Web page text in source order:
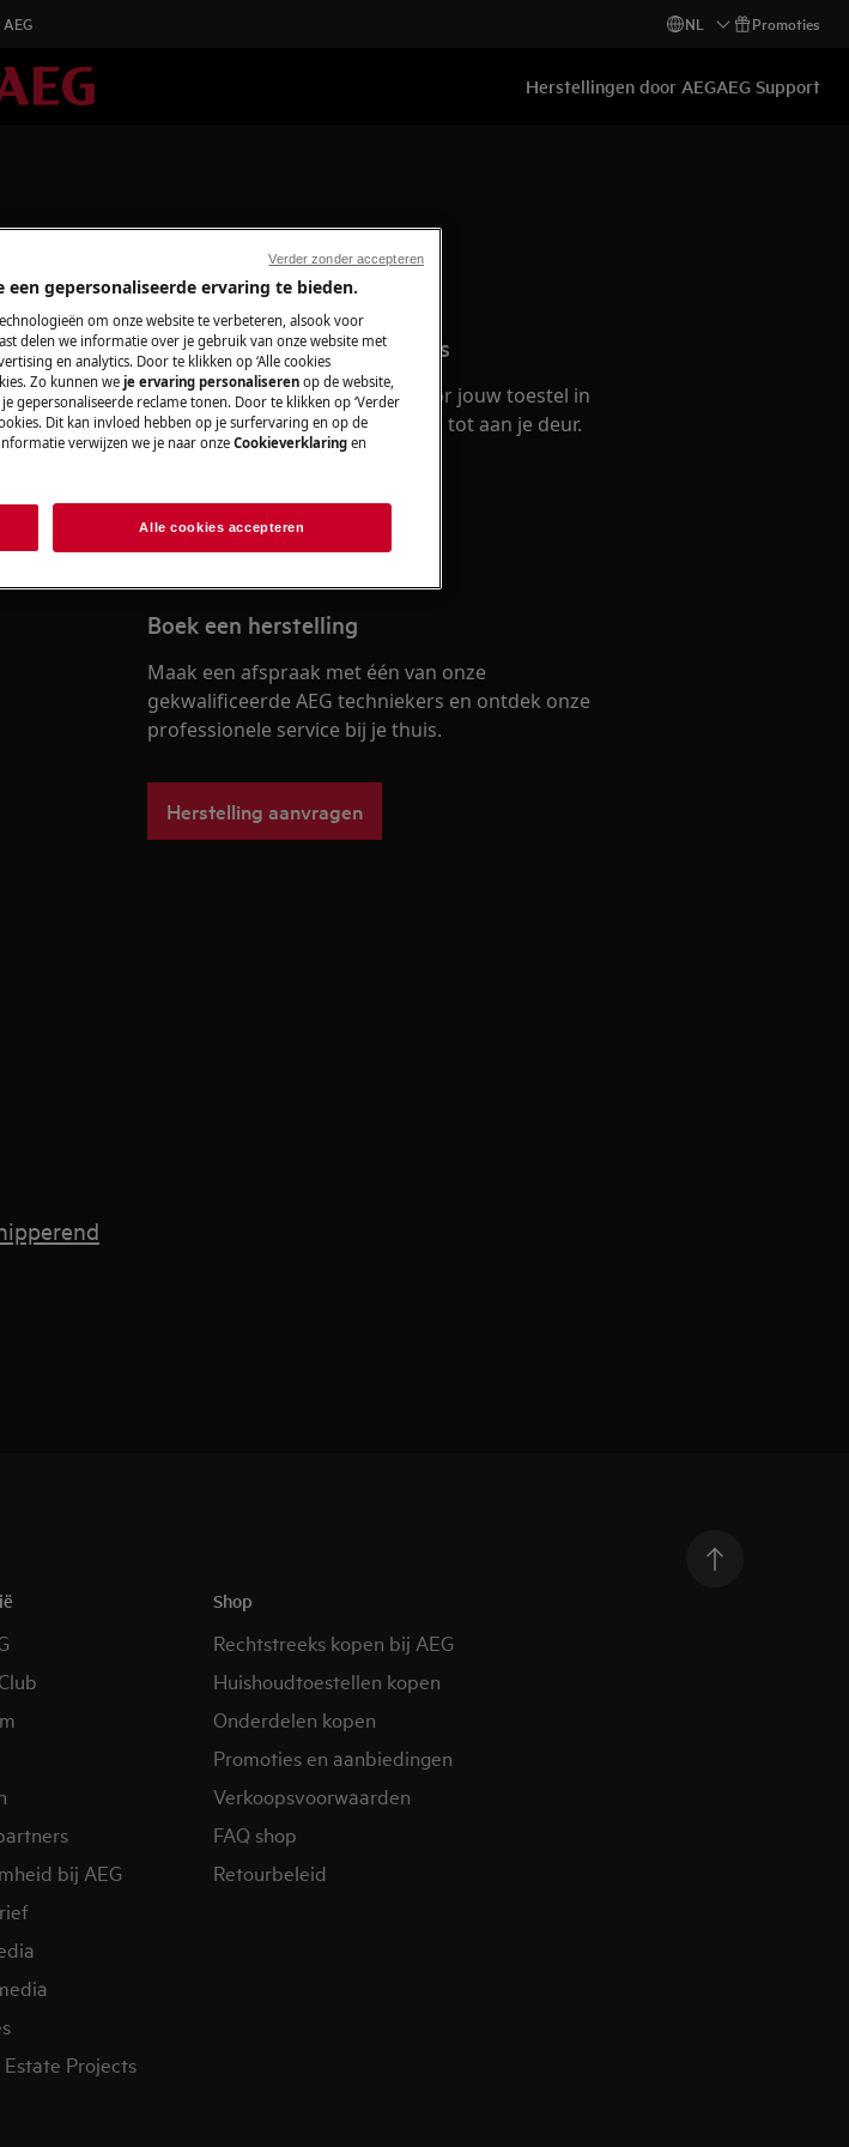
NL Promoties
Herstellingen door AEGAEG Support
Wisselstukken en accessoires
Vind originele wisselstukken voor jouw toestel in
onze webshop en laat ze leveren tot aan je deur.
Koop wisselstukken
Boek een herstelling
Maak een afspraak met één van onze
gekwalificeerde AEG techniekers en ontdek onze
professionele service bij je thuis.
Herstelling aanvragen
bij AEG
Estate Projects
Shop
Rechtstreeks kopen bij AEG
Huishoudtoestellen kopen
Onderdelen kopen
Promoties en aanbiedingen
Verkoopsvoorwaarden
FAQ shop
Retourbeleid​
gepersonaliseerde ervaring te bieden.
om onze website te verbeteren, alsook voor
delen we informatie over je gebruik van onze website met
en analytics. Door te klikken op ‘Alle cookies
Zo kunnen weje ervaring personaliseren op de website,
gepersonaliseerde reclame tonen. Door te klikken op ‘Verder
Dit kan invloed hebben op je surfervaring en op de
verwijzen we je naar onze Cookieverklaring en
Alle cookies accepteren
Verder zonder accepteren